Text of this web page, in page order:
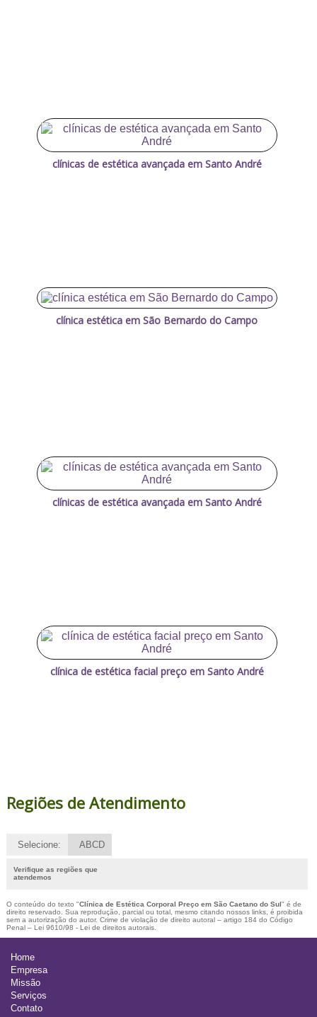
clínicas de estética avançada em Santo André
clínica estética em São Bernardo do Campo
clínicas de estética avançada em Santo André
clínica de estética facial preço em Santo André
Regiões de Atendimento
Selecione: ABCD
Verifique as regiões que
atendemos
O conteúdo do texto "Clínica de Estética Corporal Preço em São Caetano do Sul" é de
direito reservado. Sua reprodução, parcial ou total, mesmo citando nossos links, é proibida
sem a autorização do autor. Crime de violação de direito autoral – artigo 184 do Código
Penal – Lei 9610/98 - Lei de direitos autorais.
Home
Empresa
Missão
Serviços
Contato